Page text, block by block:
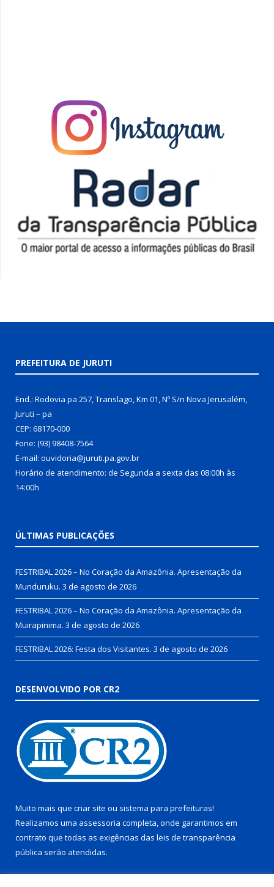
PREFEITURA DE JURUTI
End.: Rodovia pa 257, Translago, Km 01, Nº S/n Nova Jerusalém,
Juruti – pa
CEP: 68170-000
Fone: (93) 98408-7564
E-mail: ouvidoria@juruti.pa.gov.br
Horário de atendimento: de Segunda a sexta das 08:00h às
14:00h
ÚLTIMAS PUBLICAÇÕES
FESTRIBAL 2026 – No Coração da Amazônia. Apresentação da
Munduruku. 3 de agosto de 2026
FESTRIBAL 2026 – No Coração da Amazônia. Apresentação da
Muirapinima. 3 de agosto de 2026
FESTRIBAL 2026: Festa dos Visitantes. 3 de agosto de 2026
DESENVOLVIDO POR CR2
Muito mais que criar site ou sistema para prefeituras!
Realizamos uma assessoria completa, onde garantimos em
contrato que todas as exigências das leis de transparência
pública serão atendidas.